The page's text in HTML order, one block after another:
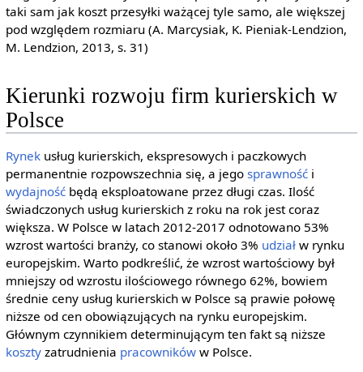
taki sam jak koszt przesyłki ważącej tyle samo, ale większej
pod względem rozmiaru (A. Marcysiak, K. Pieniak-Lendzion,
M. Lendzion, 2013, s. 31)
Kierunki rozwoju firm kurierskich w
Polsce
Rynekusług kurierskich, ekspresowych i paczkowych
permanentnie rozpowszechnia się, a jego sprawnośći
wydajnośćbędą eksploatowane przez długi czas. Ilość
świadczonych usług kurierskich z roku na rok jest coraz
większa. W Polsce w latach 2012-2017 odnotowano 53%
wzrost wartości branży, co stanowi około 3% udziałw rynku
europejskim. Warto podkreślić, że wzrost wartościowy był
mniejszy od wzrostu ilościowego równego 62%, bowiem
średnie ceny usług kurierskich w Polsce są prawie połowę
niższe od cen obowiązujących na rynku europejskim.
Głównym czynnikiem determinującym ten fakt są niższe
kosztyzatrudnienia pracownikóww Polsce.